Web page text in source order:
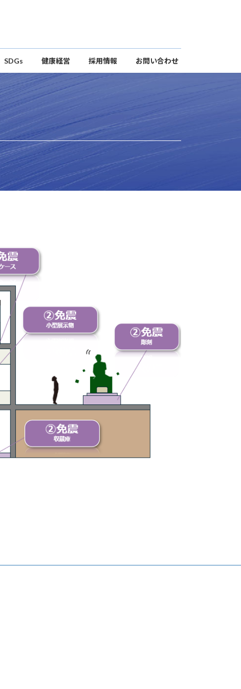
SDGs 健康経営 採用情報 お問い合わせ